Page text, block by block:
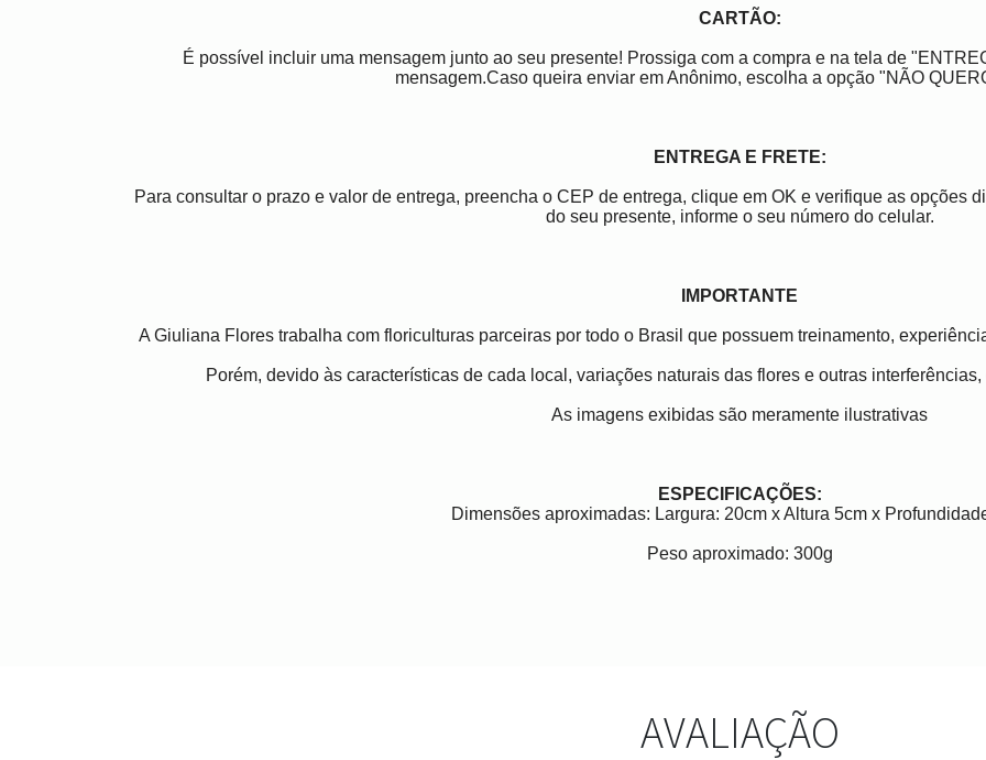
CARTÃO:
É possível incluir uma mensagem junto ao seu presente! Prossiga com a compra e na tela de
mensagem.Caso queira enviar em Anônimo, escolha a opção "NÃO
ENTREGA E FRETE:
Para consultar o prazo e valor de entrega, preencha o CEP de entrega, clique em OK e verifique as opções
do seu presente, informe o seu número do celular.
IMPORTANTE
A Giuliana Flores trabalha com floriculturas parceiras por todo o Brasil que possuem treinamento,
Porém, devido às características de cada local, variações naturais das flores e outras
As imagens exibidas são meramente ilustrativas
ESPECIFICAÇÕES:
Dimensões aproximadas: Largura: 20cm x Altura 5cm x
Peso aproximado: 300g
AVALIAÇÃO